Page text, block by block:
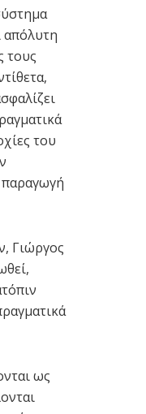
απόλυτη
τους
του
Γιώργος
ως